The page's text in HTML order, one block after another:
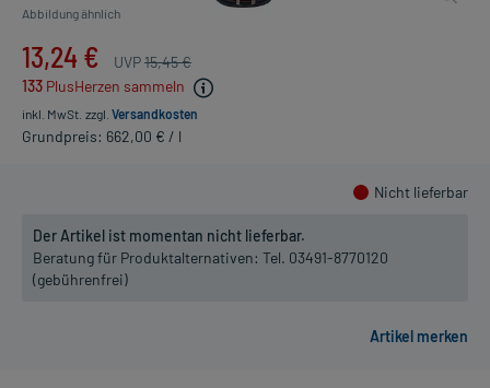
Abbildung ähnlich
13,24 € UVP15,45 €
133 PlusHerzen sammeln
inkl. MwSt. zzgl. Versandkosten
Grundpreis: 662,00 € / l
Nicht lieferbar
Der Artikel ist momentan nicht lieferbar.
Beratung für Produktalternativen: Tel. 03491-8770120
(gebührenfrei)